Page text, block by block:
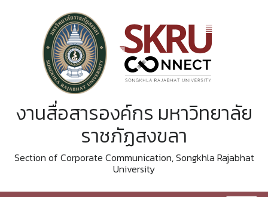
งานสื่อสารองค์กร มหาวิทยาลัย
ราชภัฏสงขลา
Section of Corporate Communication, Songkhla Rajabhat
University